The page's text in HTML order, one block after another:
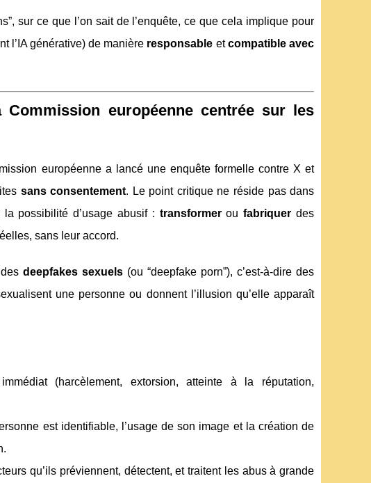
sur ce que l’on sait de l’enquête, ce que cela implique pour
l’IA générative) de manière responsable etcompatible avec
européenne centrée sur les
européenne a lancé une enquête formelle contre X et
sans consentement. Le point critique ne réside pas dans
la possibilité d’usage abusif : transformeroufabriquer des
sans leur accord.
desdeepfakes sexuels (ou “deepfake porn”), c’est-à-dire des
une personne ou donnent l’illusion qu’elle apparaît
(harcèlement, extorsion, atteinte à la réputation,
est identifiable, l’usage de son image et la création de
qu’ils préviennent, détectent, et traitent les abus à grande